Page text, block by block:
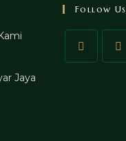
Jaya
Follow Us